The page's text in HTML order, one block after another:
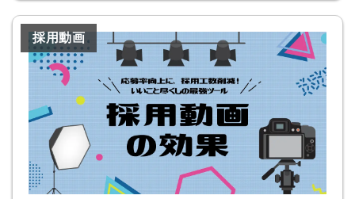
採用動画
する
採用に役立つ記事・資料が届く
メールアドレス
※ログインIDとなります
利用規約と個人情報の取り扱いについて